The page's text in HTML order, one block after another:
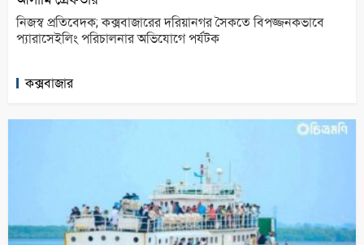
নিজস্ব প্রতিবেদক; কক্সবাজারের দরিয়ানগর সৈকতে বিপজ্জনকভাবে
প্যারাসেইলিং পরিচালনার অভিযোগে পর্যটক
কক্সবাজার